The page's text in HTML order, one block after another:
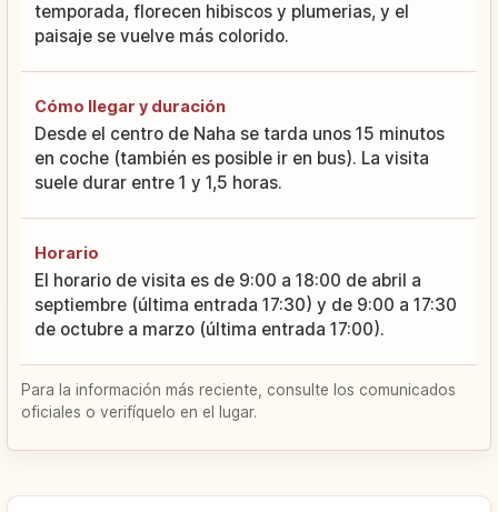
temporada, florecen hibiscos y plumerias, y el
paisaje se vuelve más colorido.
Cómo llegar y duración
Desde el centro de Naha se tarda unos 15 minutos
en coche (también es posible ir en bus). La visita
suele durar entre 1 y 1,5 horas.
Horario
El horario de visita es de 9:00 a 18:00 de abril a
septiembre (última entrada 17:30) y de 9:00 a 17:30
de octubre a marzo (última entrada 17:00).
Para la información más reciente, consulte los comunicados
oficiales o verifíquelo en el lugar.